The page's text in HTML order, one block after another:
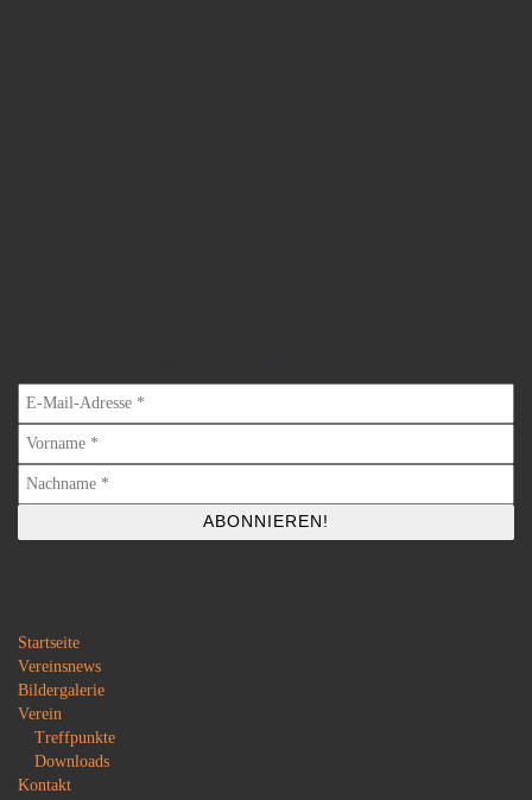
Startseite
Vereinsnews
Bildergalerie
Verein
Treffpunkte
Downloads
Kontakt